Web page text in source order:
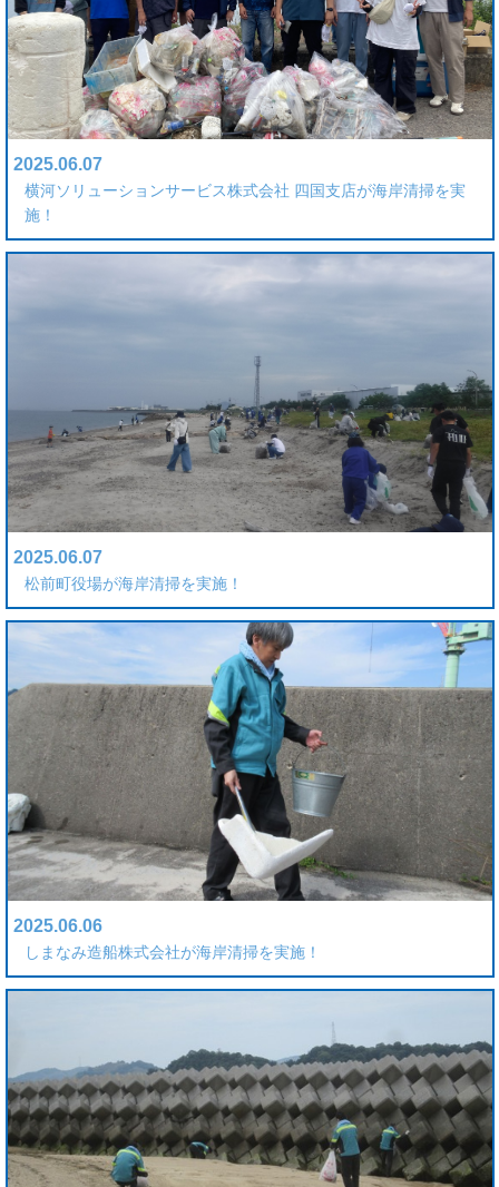
2025.06.07
横河ソリューションサービス株式会社 四国支店が海岸清掃を実
施！
2025.06.07
松前町役場が海岸清掃を実施！
2025.06.06
しまなみ造船株式会社が海岸清掃を実施！